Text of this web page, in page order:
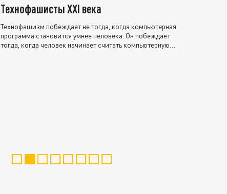
Технофашисты XXI века
Технофашизм побеждает не тогда, когда компьютерная
программа становится умнее человека. Он побеждает
тогда, когда человек начинает считать компьютерную